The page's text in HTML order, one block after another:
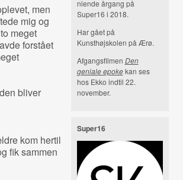
men
mig og
meget
forstået
bliver
kom hertil
fik sammen
niende årgang på
Super16 i 2018.
Har gået på
Kunsthøjskolen på Ærø.
Afgangsfilmen Den
geniale epokekan ses
hos Ekko indtil 22.
november.
Super16